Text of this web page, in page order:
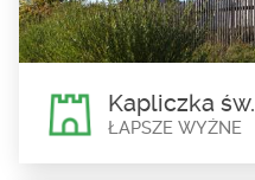
Kapliczka Nawiedzenia
ufundowana w
ŁAPSZE WYŻNE